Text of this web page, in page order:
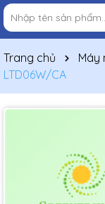
Trang chủ Máy
LTD06W/CA